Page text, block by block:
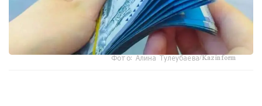
Фото: Алина Тулеубаева/Kazinform